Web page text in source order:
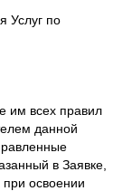
Услуг по
им всех правил
данной
в Заявке,
освоении